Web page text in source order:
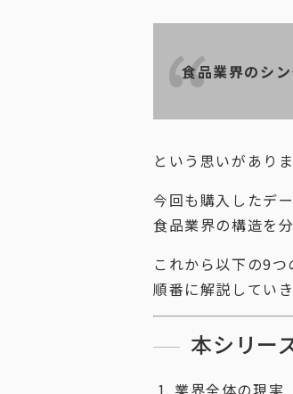
食品業界のシ
という思いがありま
今回も購入したデ
食品業界の構造を
これから以下の9つ
順番に解説していき
本シリー
業界全体の現実